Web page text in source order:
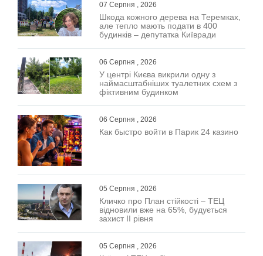
07 Серпня , 2026
Шкода кожного дерева на Теремках,
але тепло мають подати в 400
будинків – депутатка Київради
06 Серпня , 2026
У центрі Києва викрили одну з
наймасштабніших туалетних схем з
фіктивним будинком
06 Серпня , 2026
Как быстро войти в Парик 24 казино
05 Серпня , 2026
Кличко про План стійкості – ТЕЦ
відновили вже на 65%, будується
захист ІІ рівня
05 Серпня , 2026